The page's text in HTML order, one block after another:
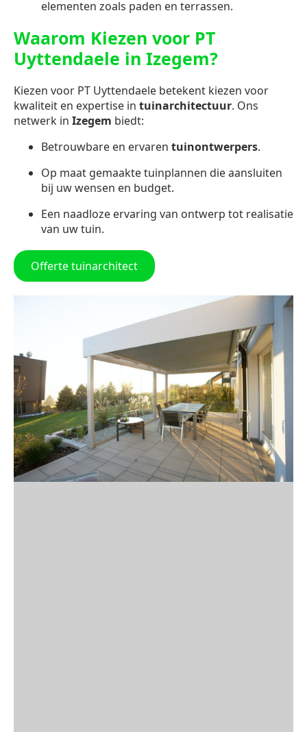
elementen zoals paden en terrassen.
Waarom Kiezen voor PT
Uyttendaele in Izegem?
Kiezen voor PT Uyttendaele betekent kiezen voor
kwaliteit en expertise in tuinarchitectuur. Ons
netwerk in Izegem biedt:
Betrouwbare en ervaren tuinontwerpers.
Op maat gemaakte tuinplannen die aansluiten
bij uw wensen en budget.
Een naadloze ervaring van ontwerp tot realisatie
van uw tuin.
Offerte tuinarchitect